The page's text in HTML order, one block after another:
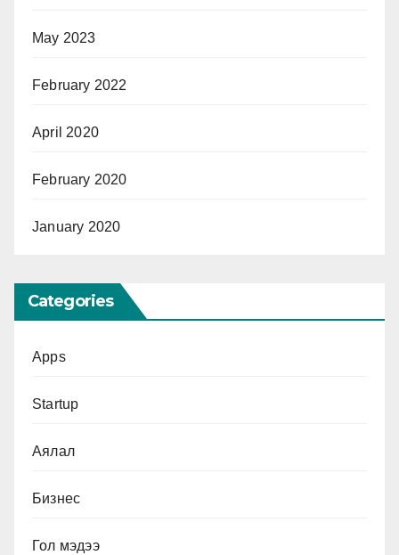
May 2023
February 2022
April 2020
February 2020
January 2020
Categories
Apps
Startup
Аялал
Бизнес
Гол мэдээ